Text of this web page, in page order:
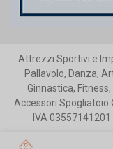
Attrezzi Sportivi e
Pallavolo, Danza,
Ginnastica,
Accessori
IVA